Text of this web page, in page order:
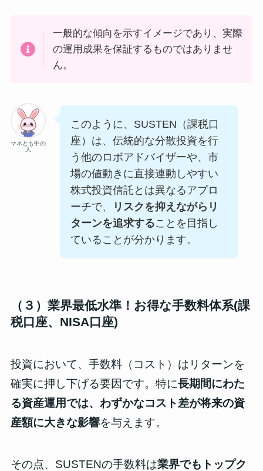
一般的な傾向を示すイメージであり、実際
の運用成果を保証するものではありませ
ん。
マネとも中の
人
このように、SUSTEN（課税口
座）は、伝統的な分散投資を行
う他のロボアドバイザーや、市
場の値動きに直接連動しやすい
株式投資信託とは異なるアプロ
ーチで、
リスクを抑えながらリ
ターンを追求することを目指し
ていることが分かります。
（３） 業界最低水準！お得な手数料体系(課
税口座、NISA口座)
投資において、手数料（コスト）はリターンを
確実に押し下げる要因です。特に長期間にわた
る資産運用では、わずかなコスト差が将来の資
産額に大きな影響を与えます。
その点、SUSTENの手数料は業界でもトップク